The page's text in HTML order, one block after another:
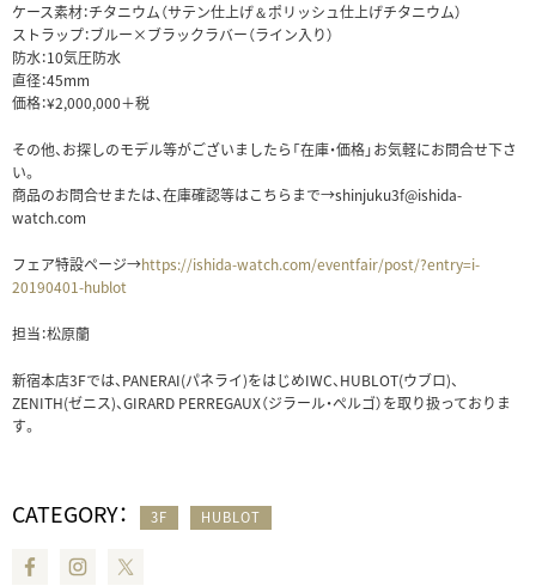
ケース素材：チタニウム（サテン仕上げ＆ポリッシュ仕上げチタニウム）
ストラップ：ブルー×ブラックラバー（ライン入り）
防水：10気圧防水
直径：45mm
価格：¥2,000,000＋税
その他、お探しのモデル等がございましたら「在庫・価格」お気軽にお問合せ下さ
い。
商品のお問合せまたは、在庫確認等はこちらまで→shinjuku3f@ishida-
watch.com
フェア特設ページ→https://ishida-watch.com/eventfair/post/?entry=i-
20190401-hublot
担当：松原蘭
新宿本店3Fでは、PANERAI(パネライ)をはじめIWC、HUBLOT(ウブロ)、
ZENITH(ゼニス)、GIRARD PERREGAUX（ジラール・ぺルゴ）を取り扱っておりま
す。
CATEGORY： 3F HUBLOT
FacebookInstagram